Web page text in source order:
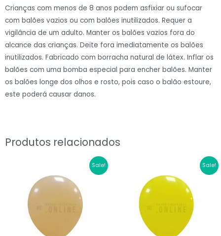
Verde
Claro#07
quantidade
Crianças com menos de 8 anos podem asfixiar ou sufocar
com balões vazios ou com balões inutilizados. Requer a
vigilância de um adulto. Manter os balões vazios fora do
alcance das crianças. Deite fora imediatamente os balões
inutilizados. Fabricado com borracha natural de látex. Inflar os
balões com uma bomba especial para encher balões. Manter
os balões longe dos olhos e rosto, pois caso o balão estoure,
este poderá causar danos.
Produtos relacionados
Sale!
original
era:
€3.00.
atual
Sale!
original
era:
€3.00.
atual